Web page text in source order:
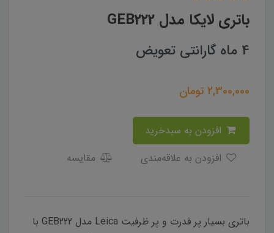
باتری لایکا مدل GEB222
4 ماه گارانتی تعویض
2,300,000 تومان
مقایسه
باتری بسیار پر قدرت و پر ظرفیت Leica مدل GEB222 با